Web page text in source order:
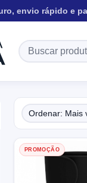
envio rápido e
PROMOÇÃO